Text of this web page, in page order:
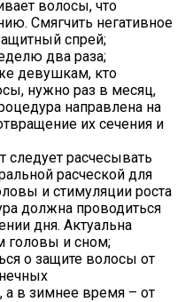
волосы, что
Смягчить негативное
спрей;
два раза;
девушкам, кто
нужно раз в месяц,
направлена на
их сечения и
следует расчесывать
расческой для
и стимуляции роста
должна проводиться
дня. Актуальна
головы и сном;
о защите волосы от
а в зимнее время – от